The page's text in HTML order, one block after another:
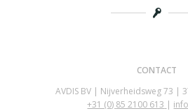
CONTACT
AVDIS BV | Nijverheidsweg 73 |
+31 (0) 85 2100 613 |